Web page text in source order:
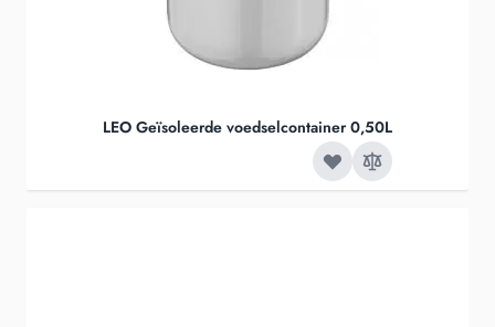
LEO Geïsoleerde voedselcontainer 0,50L